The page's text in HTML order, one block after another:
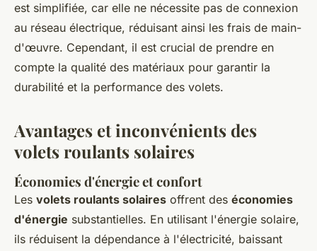
est simplifiée, car elle ne nécessite pas de connexion
au réseau électrique, réduisant ainsi les frais de main-
d'œuvre. Cependant, il est crucial de prendre en
compte la qualité des matériaux pour garantir la
durabilité et la performance des volets.
Avantages et inconvénients des
volets roulants solaires
Économies d'énergie et confort
Les volets roulants solaires offrent des économies
d'énergie substantielles. En utilisant l'énergie solaire,
ils réduisent la dépendance à l'électricité, baissant